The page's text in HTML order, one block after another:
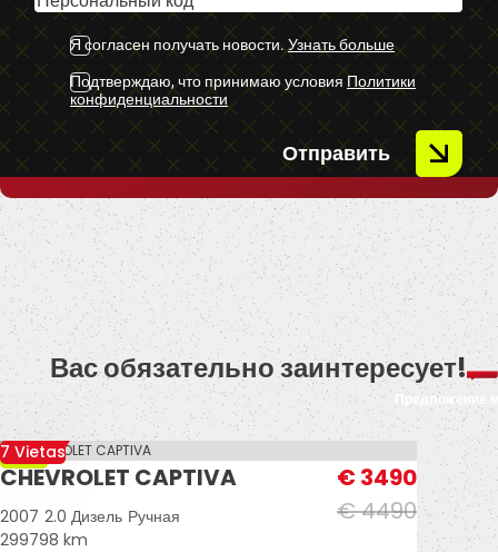
Я согласен получать новости. Узнать больше
Подтверждаю, что принимаю условия Политики
конфиденциальности
Отправить
Вас обязательно заинтересует!
Предложение
-22%
7 Vietas
CHEVROLET CAPTIVA
€ 4490
€ 3490
2007 2.0 Дизель Ручная
299798 km